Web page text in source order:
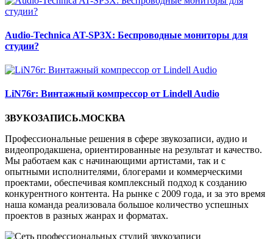
Audio-Technica AT-SP3X: Беспроводные мониторы для
студии?
LiN76r: Винтажный компрессор от Lindell Audio
ЗВУКОЗАПИСЬ.МОСКВА
Профессиональные решения в сфере звукозаписи, аудио и
видеопродакшена, ориентированные на результат и качество.
Мы работаем как с начинающими артистами, так и с
опытными исполнителями, блогерами и коммерческими
проектами, обеспечивая комплексный подход к созданию
конкурентного контента. На рынке с 2009 года, и за это время
наша команда реализовала большое количество успешных
проектов в разных жанрах и форматах.